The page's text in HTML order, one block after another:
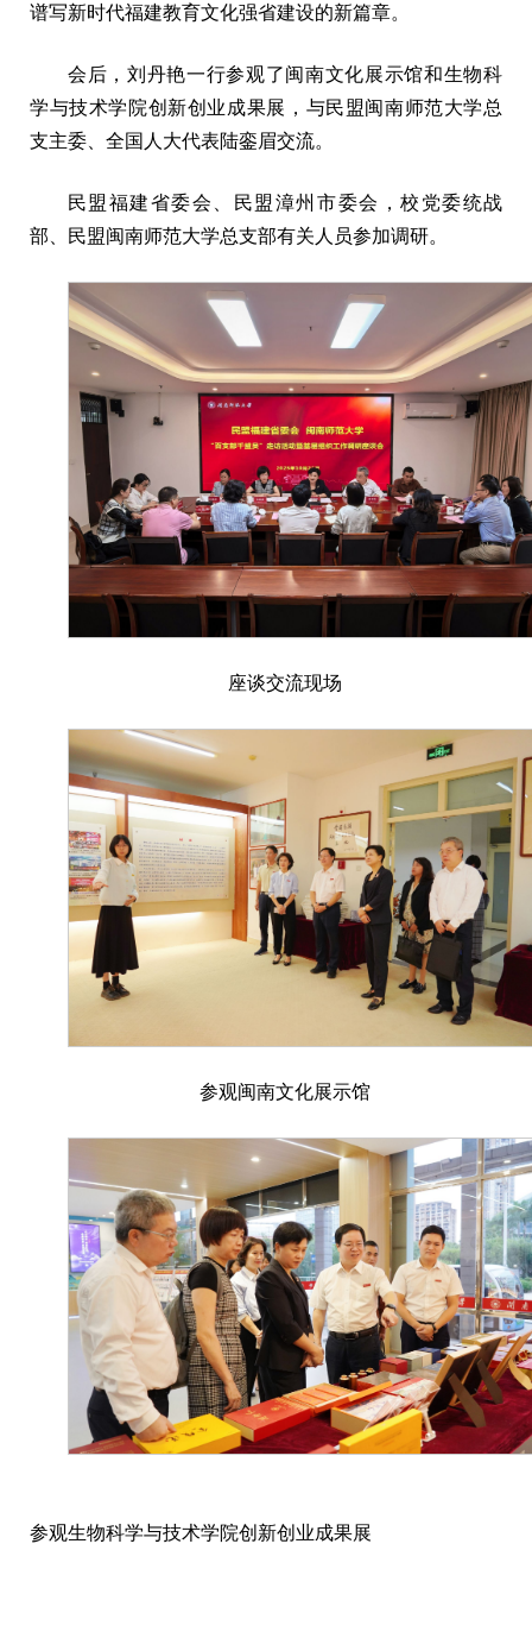
谱写新时代福建教育文化强省建设的新篇章。
会后，刘丹艳一行参观了闽南文化展示馆和生物科
学与技术学院创新创业成果展，与民盟闽南师范大学总
支主委、全国人大代表陆銮眉交流。
民盟福建省委会、民盟漳州市委会，校党委统战
部、民盟闽南师范大学总支部有关人员参加调研。
座谈交流现场
参观闽南文化展示馆
参观生物科学与技术学院创新创业成果展